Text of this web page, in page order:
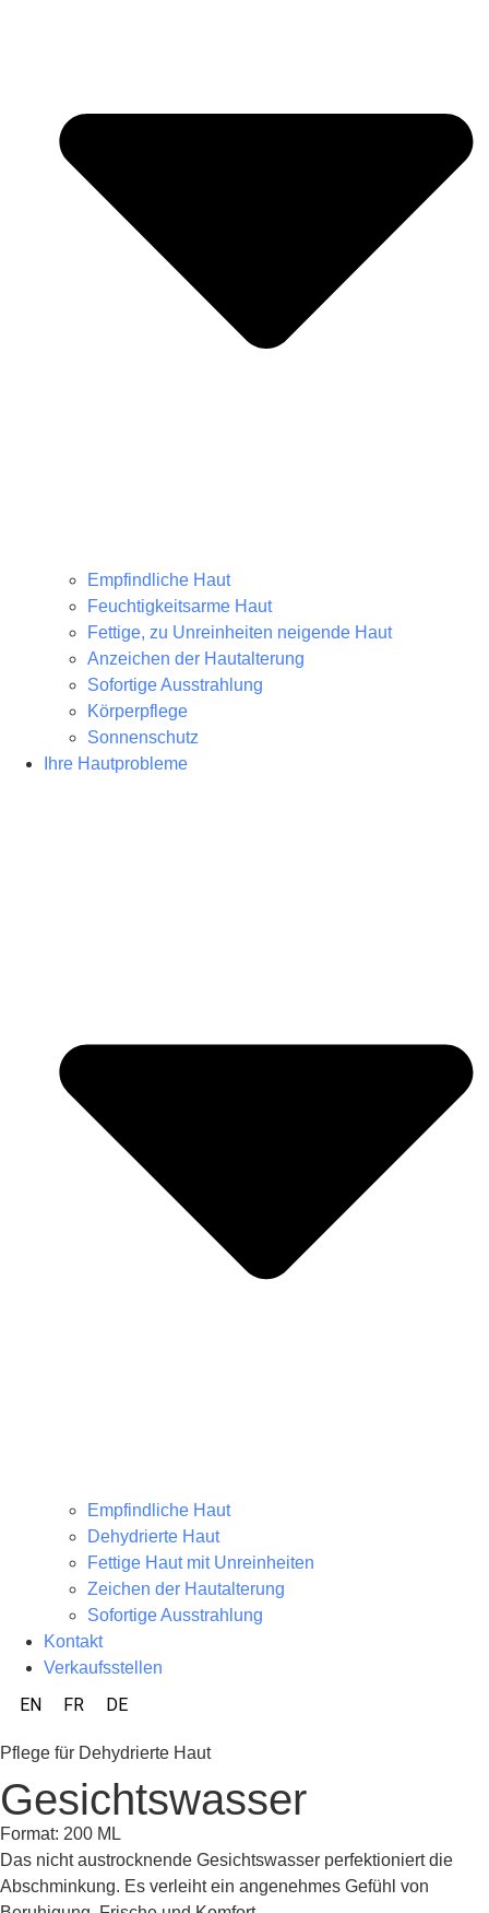
Empfindliche Haut
Feuchtigkeitsarme Haut
Fettige, zu Unreinheiten neigende Haut
Anzeichen der Hautalterung
Sofortige Ausstrahlung
Körperpflege
Sonnenschutz
Ihre Hautprobleme
Empfindliche Haut
Dehydrierte Haut
Fettige Haut mit Unreinheiten
Zeichen der Hautalterung
Sofortige Ausstrahlung
Kontakt
Verkaufsstellen
EN FR DE
Pflege für Dehydrierte Haut
Gesichtswasser
Format: 200 ML
Das nicht austrocknende Gesichtswasser perfektioniert die
Abschminkung. Es verleiht ein angenehmes Gefühl von